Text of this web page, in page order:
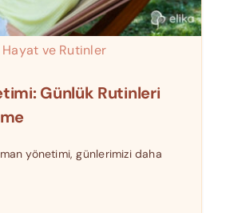
ve Rutinler
Günlük Rutinleri
yönetimi, günlerimizi daha